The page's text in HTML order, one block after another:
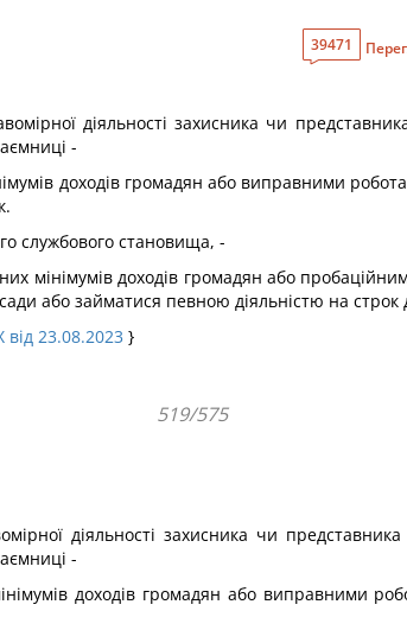
39471
діяльності захисника чи
-
доходів громадян або виправними
службового становища, -
мінімумів доходів громадян або
або займатися певною діяльністю на строк
23.08.2023 }
519/575
діяльнос­ті захисника чи
-
доходів громадян або виправними